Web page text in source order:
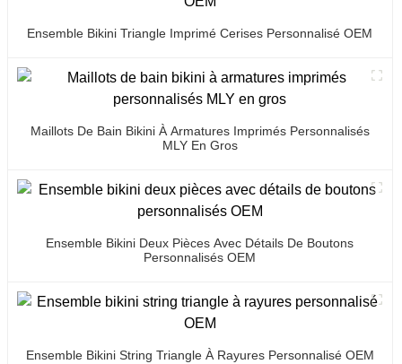
Ensemble Bikini Triangle Imprimé Cerises Personnalisé OEM
Maillots De Bain Bikini À Armatures Imprimés Personnalisés
MLY En Gros
Ensemble Bikini Deux Pièces Avec Détails De Boutons
Personnalisés OEM
Ensemble Bikini String Triangle À Rayures Personnalisé OEM